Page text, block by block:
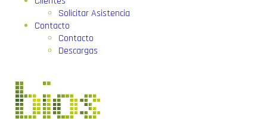
Solicitar Asistencia
Contacto
Contacto
Descargas